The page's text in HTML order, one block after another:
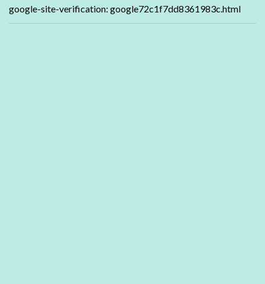
google-site-verification: google72c1f7dd8361983c.html